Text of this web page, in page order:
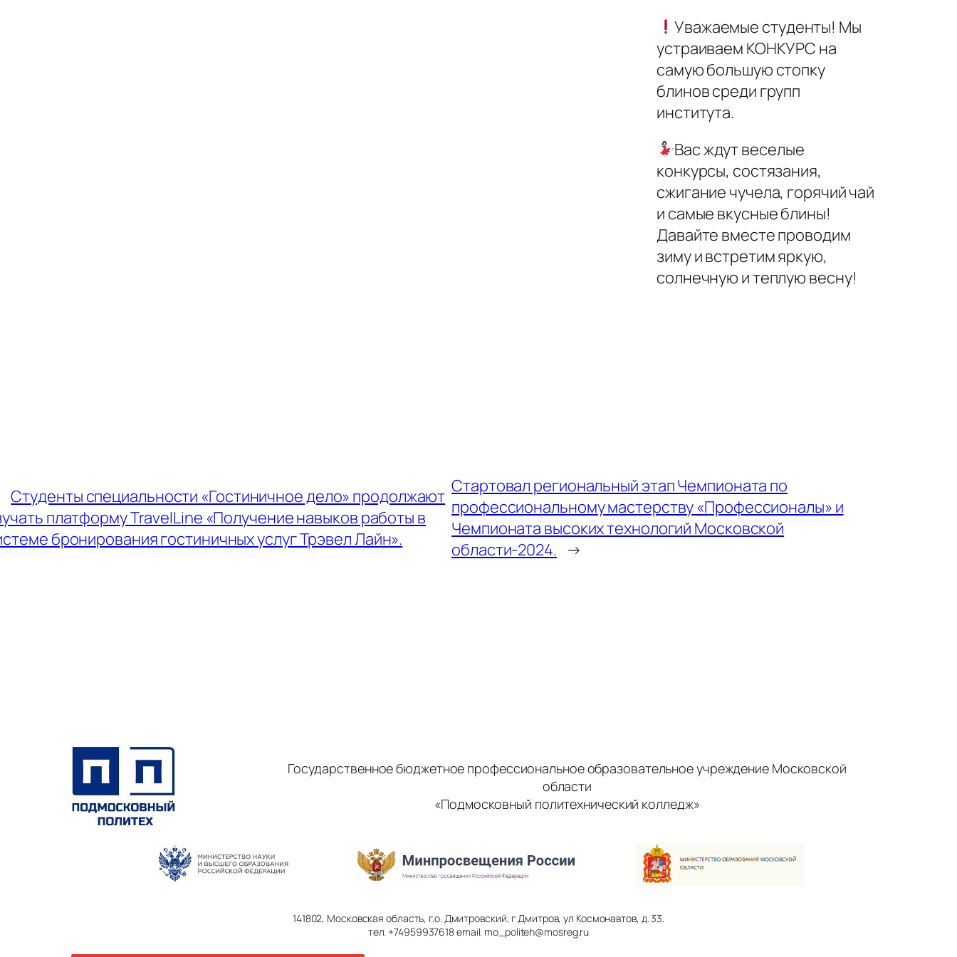
Уважаемые студенты! Мы
устраиваем КОНКУРС на
самую большую стопку
блинов среди групп
института.
Вас ждут веселые
конкурсы, состязания,
сжигание чучела, горячий чай
и самые вкусные блины!
Давайте вместе проводим
зиму и встретим яркую,
солнечную и теплую весну!
Студенты специальности «Гостиничное дело» продолжают
платформу TravelLine «Получение навыков работы в
бронирования гостиничных услуг Трэвел Лайн».
Стартовал региональный этап Чемпионата по
профессиональному мастерству «Профессионалы» и
Чемпионата высоких технологий Московской
области-2024. →
Государственное бюджетное профессиональное образовательное учреждение Московской
области
«Подмосковный политехнический колледж»
141802, Московская область, г.о. Дмитровский, г Дмитров, ул Космонавтов, д. 33.
тел. +74959937618 email. mo_politeh@mosreg.ru